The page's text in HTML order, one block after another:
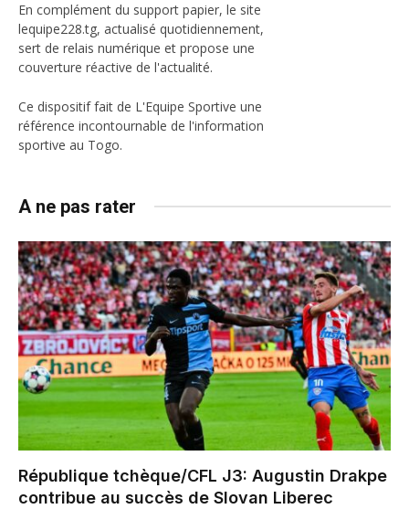
En complément du support papier, le site
lequipe228.tg, actualisé quotidiennement,
sert de relais numérique et propose une
couverture réactive de l'actualité.
Ce dispositif fait de L'Equipe Sportive une
référence incontournable de l'information
sportive au Togo.
A ne pas rater
République tchèque/CFL J3: Augustin Drakpe
contribue au succès de Slovan Liberec